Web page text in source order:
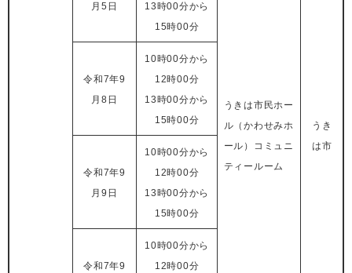
うきは市民ホー
ル（かわせみホ
ール）コミュニ
ティールーム
うき
は市
月5日
13時00分から
15時00分
令和7年9
月8日
10時00分から
12時00分
13時00分から
15時00分
令和7年9
月9日
10時00分から
12時00分
13時00分から
15時00分
令和7年9
10時00分から
12時00分